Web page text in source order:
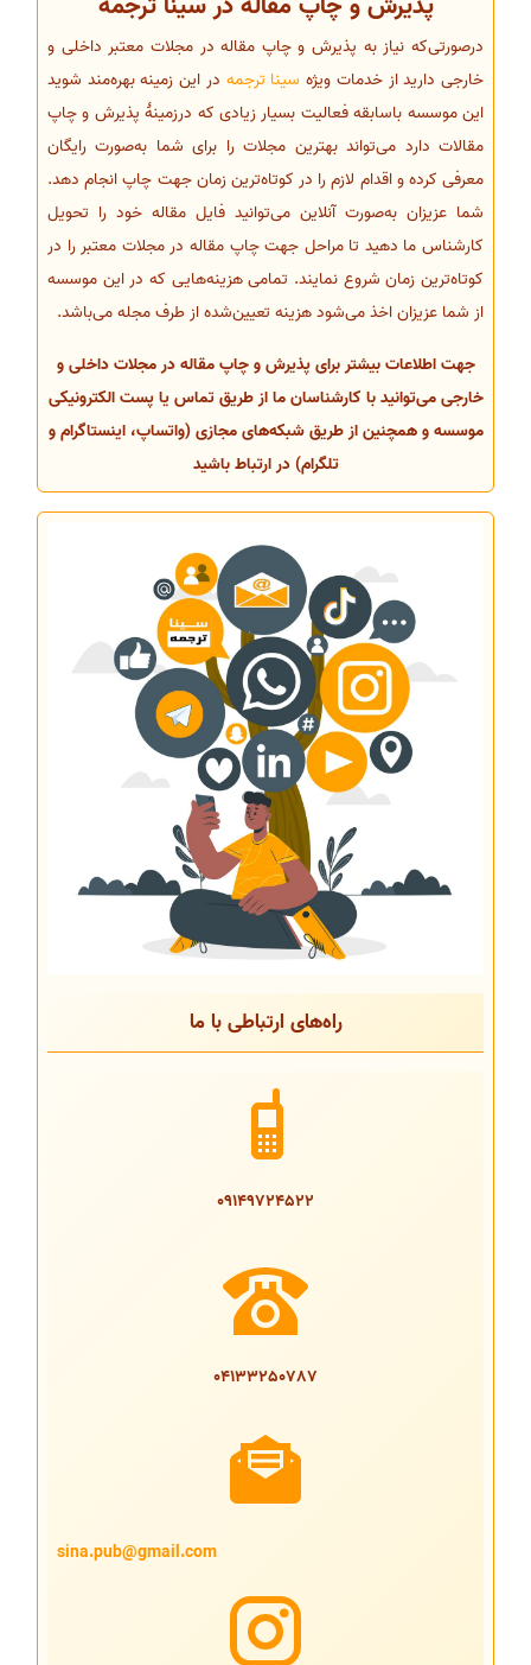
درصورتی‌که نیاز به پذیرش و چاپ مقاله در مجلات معتبر داخلی و
خارجی دارید از خدمات ویژه سینا ترجمه در این زمینه بهره‌مند شوید
این موسسه باسابقه فعالیت بسیار زیادی که درزمینهٔ پذیرش و چاپ
مقالات دارد می‌تواند بهترین مجلات را برای شما به‌صورت رایگان
معرفی کرده و اقدام لازم را در کوتاه‌ترین زمان جهت چاپ انجام دهد.
شما عزیزان به‌صورت آنلاین می‌توانید فایل مقاله خود را تحویل
کارشناس ما دهید تا مراحل جهت چاپ مقاله در مجلات معتبر را در
کوتاه‌ترین زمان شروع نمایند. تمامی هزینه‌هایی که در این موسسه
از شما عزیزان اخذ می‌شود هزینه تعیین‌شده از طرف مجله می‌باشد.
جهت اطلاعات بیشتر برای پذیرش و چاپ مقاله در مجلات داخلی و
خارجی می‌توانید با کارشناسان ما از طریق تماس یا پست الکترونیکی
موسسه و همچنین از طریق شبکه‌های مجازی (واتساپ، اینستاگرام و
تلگرام) در ارتباط باشید
راه‌های ارتباطی با ما
09149724522
04133250787
sina.pub@gmail.com